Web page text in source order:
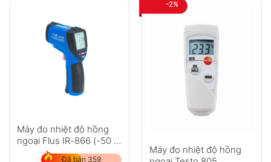
Máy đo nhiệt độ hồng
ngoại Flus IR-866 (-50 ~
2250?C)
Đã bán 359
-2%
Máy đo nhiệt độ hồng